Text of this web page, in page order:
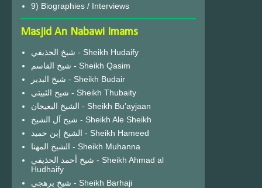
9) Biographies / Interviews
Masjid An Nabawi Imams
شيخ الحذيفي - Sheikh Hudaify
شيخ القاسم - Sheikh Qasim
شيخ البدير - Sheikh Budair
شيخ الثبيتي - Sheikh Thubaity
الشيخ البعيجان - Sheikh Bu'ayjaan
شيخ آل الشيخ - Sheikh Ale Sheikh
الشيخ إبن حميد - Sheikh Hameed
الشيخ المهنا - Sheikh Muhanna
شيخ أحمد الحذيفي - Sheikh Ahmad al
Hudhaify
شيخ برهجي - Sheikh Barhaji